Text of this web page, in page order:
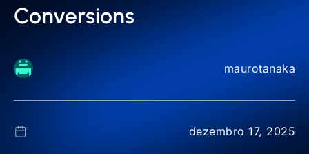
Conversions
maurotanaka
dezembro 17, 2025